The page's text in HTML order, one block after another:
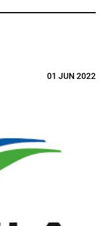
01 JUN 2022